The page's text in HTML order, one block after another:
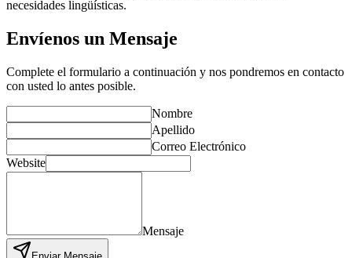
necesidades lingüísticas.
Envíenos un Mensaje
Complete el formulario a continuación y nos pondremos en contacto
con usted lo antes posible.
Nombre
Apellido
Correo Electrónico
Website
Mensaje